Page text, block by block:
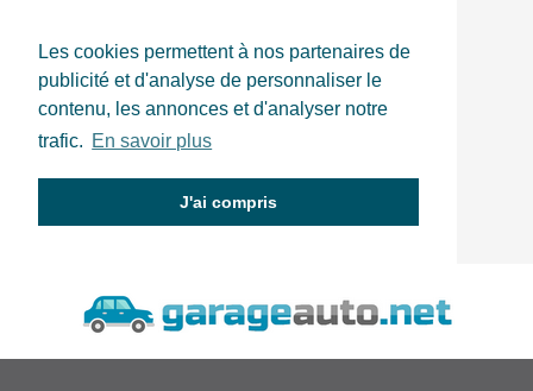
Les cookies permettent à nos partenaires de
publicité et d'analyse de personnaliser le
contenu, les annonces et d'analyser notre
trafic. En savoir plus
J'ai compris